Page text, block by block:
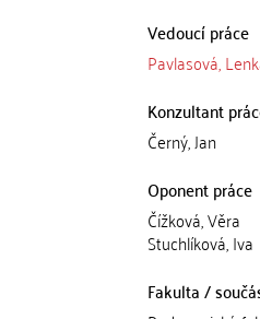
Vedoucí práce
Pavlasová,
Konzultant
Černý, Jan
Oponent práce
Čížková, Věra
Stuchlíková, Iva
Fakulta /